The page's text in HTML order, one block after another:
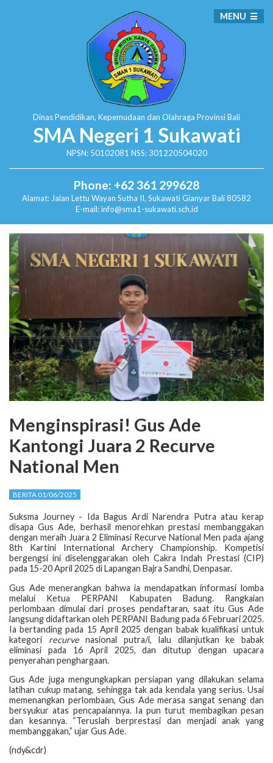
Dinas Pendidikan, Kepemudaan dan Olahraga Provinsi Bali
SMA Negeri 1 Sukawati
NPSN: 50102081 NSS: 301220504020
Phone: +62 361 299628
Alamat: Jalan Lettu Wayan Sutha II, SukawatiGianyar Bali 80582
E-mail: info@sma1-sukawati.sch.id
MENU
Menginspirasi! Gus Ade
Kantongi Juara 2 Recurve
National Men
BERITA 01/06/2025
Suksma Journey - Ida Bagus Ardi Narendra Putra atau kerap
disapa Gus Ade, berhasil menorehkan prestasi membanggakan
dengan meraih Juara 2 Eliminasi Recurve National Men pada ajang
8th Kartini International Archery Championship. Kompetisi
bergengsi ini diselenggarakan oleh Cakra Indah Prestasi (CIP)
pada 15-20 April 2025 di Lapangan Bajra Sandhi, Denpasar.
Gus Ade menerangkan bahwa ia mendapatkan informasi lomba
melalui Ketua PERPANI Kabupaten Badung. Rangkaian
perlombaan dimulai dari proses pendaftaran, saat itu Gus Ade
langsung didaftarkan oleh PERPANI Badung pada 6 Februari 2025.
Ia bertanding pada 15 April 2025 dengan babak kualifikasi untuk
kategori recurvenasional putra/i, lalu dilanjutkan ke babak
eliminasi pada 16 April 2025, dan ditutup dengan upacara
penyerahan penghargaan.
Gus Ade juga mengungkapkan persiapan yang dilakukan selama
latihan cukup matang, sehingga tak ada kendala yang serius. Usai
memenangkan perlombaan, Gus Ade merasa sangat senang dan
bersyukur atas pencapaiannya. Ia pun turut membagikan pesan
dan kesannya. “Teruslah berprestasi dan menjadi anak yang
membanggakan,” ujar Gus Ade.
(ndy&cdr)